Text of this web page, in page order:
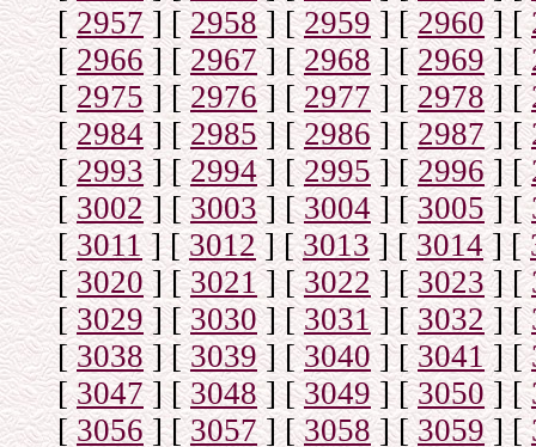
[2957] [2958] [2959] [2960] [
[2966] [2967] [2968] [2969] [
[2975] [2976] [2977] [2978] [
[2984] [2985] [2986] [2987] [
[2993] [2994] [2995] [2996] [
[3002] [3003] [3004] [3005] [
[3011] [3012] [3013] [3014] [
[3020] [3021] [3022] [3023] [
[3029] [3030] [3031] [3032] [
[3038] [3039] [3040] [3041] [
[3047] [3048] [3049] [3050] [
[3056] [3057] [3058] [3059] [